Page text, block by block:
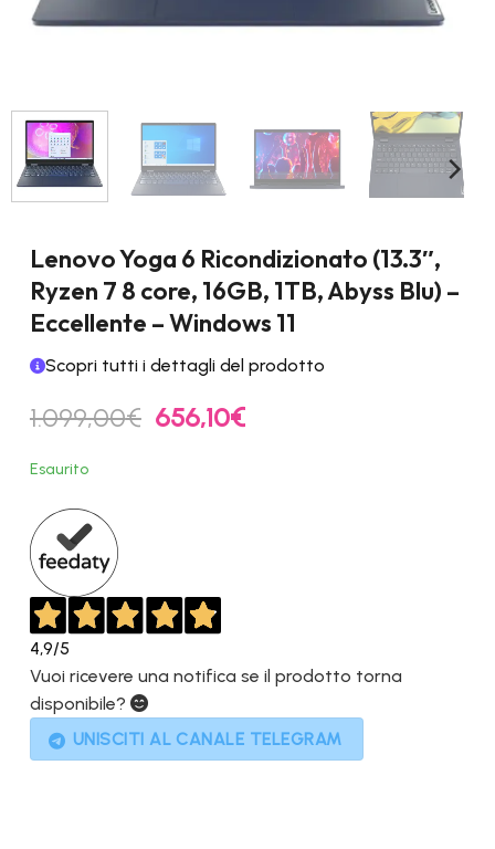
Lenovo Yoga 6 Ricondizionato (13.3″,
Ryzen 7 8 core, 16GB, 1TB, Abyss Blu) –
Eccellente – Windows 11
Scopri tutti i dettagli del prodotto
1.099,00€ Il
prezzo
656,10€Il
Esaurito
4,9/5
Vuoi ricevere una notifica se il prodotto torna
disponibile?
UNISCITI AL CANALE TELEGRAM